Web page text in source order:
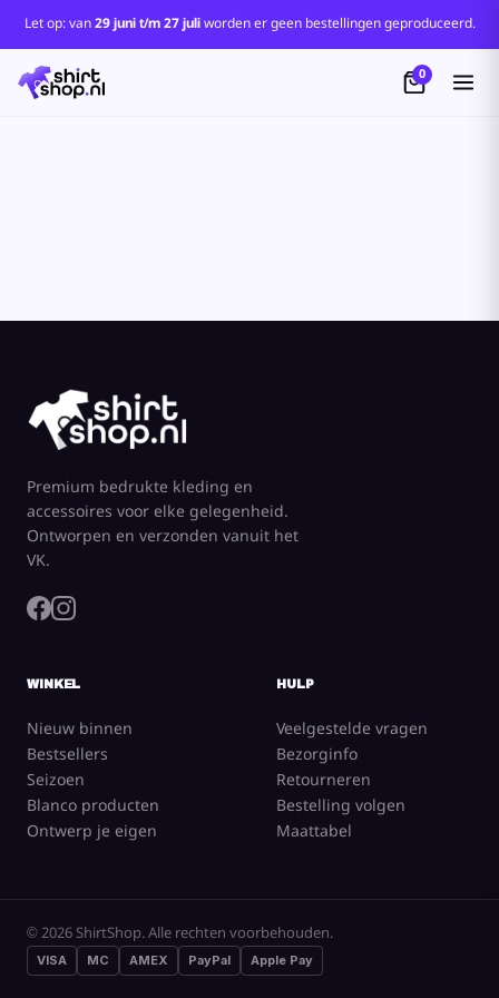
Let op: van29 juni t/m 27 juliworden er geen bestellingen geproduceerd.
0
Premium bedrukte kleding en
accessoires voor elke gelegenheid.
Ontworpen en verzonden vanuit het
VK.
WINKEL
Nieuw binnen
Bestsellers
Seizoen
Blanco producten
Ontwerp je eigen
HULP
Veelgestelde vragen
Bezorginfo
Retourneren
Bestelling volgen
Maattabel
© 2026 ShirtShop. Alle rechten voorbehouden.
VISA MC AMEX PayPal Apple Pay
Standaard
Price: Lowest First
Price: Highest First